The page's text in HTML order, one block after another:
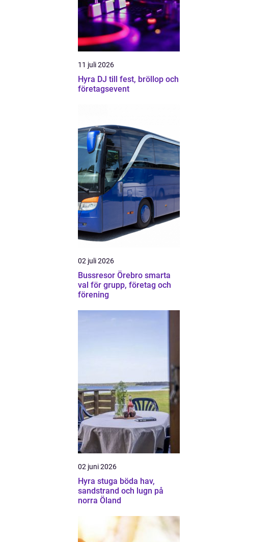
11 juli 2026
Hyra DJ till fest, bröllop och
företagsevent
02 juli 2026
Bussresor Örebro smarta
val för grupp, företag och
förening
02 juni 2026
Hyra stuga böda hav,
sandstrand och lugn på
norra Öland